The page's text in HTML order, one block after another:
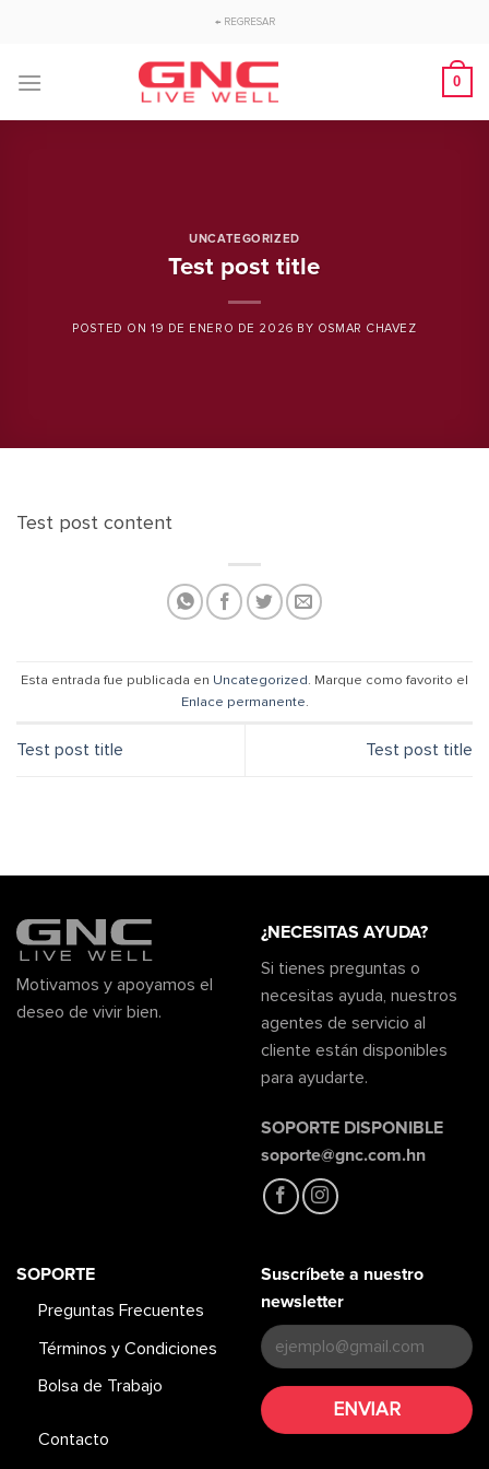
← REGRESAR
0
UNCATEGORIZED
Test post title
POSTED ON 19 DE ENERO DE 2026 BY OSMAR CHAVEZ
Test post content
Esta entrada fue publicada en Uncategorized. Marque como favorito el
Enlace permanente.
Test post title Test post title
Motivamos y apoyamos el
deseo de vivir bien.
¿NECESITAS AYUDA?
Si tienes preguntas o
necesitas ayuda, nuestros
agentes de servicio al
cliente están disponibles
para ayudarte.
SOPORTE DISPONIBLE
soporte@gnc.com.hn
SOPORTE
Preguntas Frecuentes
Términos y Condiciones
Bolsa de Trabajo
Contacto
Suscríbete a nuestro
newsletter